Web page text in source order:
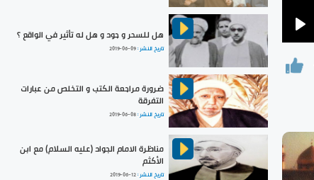
هل للسحر و جود و هل له تأثير في الواقع ؟
تاريخ النشر :2019-06-09
ضرورة مراجعة الكتب و التخلص من عبارات
التفرقة
تاريخ النشر :2019-06-08
مناظرة الامام الجواد (عليه السلام) مع ابن
الأكثم
تاريخ النشر :2019-06-12